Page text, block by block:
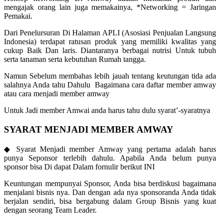
mengajak orang lain juga memakainya, *Networking = Jaringan
Pemakai.
Dari Penelursuran Di Halaman APLI (Asosiasi Penjualan Langsung
Indonesia) terdapat ratusan produk yang memiliki kwalitas yang
cukup Baik Dan laris. Diantaranya berbagai nutrisi Untuk tubuh
serta tanaman serta kebutuhan Rumah tangga.
Namun Sebelum membahas lebih jauah tentang keutungan tida ada
salahnya Anda tahu Dahulu Bagaimana cara daftar member amway
atau cara menjadi member amway
Untuk Jadi member Amwai anda harus tahu dulu syarat’-syaratnya
SYARAT MENJADI MEMBER AMWAY
◆ Syarat Menjadi member Amway yang pertama adalah harus
punya Seponsor terlebih dahulu. Apabila Anda belum punya
sponsor bisa Di dapat Dalam fornulir berikut INI
Keuntungan mempunyai Sponsor, Anda bisa berdiskusi bagaimana
menjalani bisnis nya. Dan dengan ada nya sponsoranda Anda tidak
berjalan sendiri, bisa bergabung dalam Group Bisnis yang kuat
dengan seorang Team Leader.